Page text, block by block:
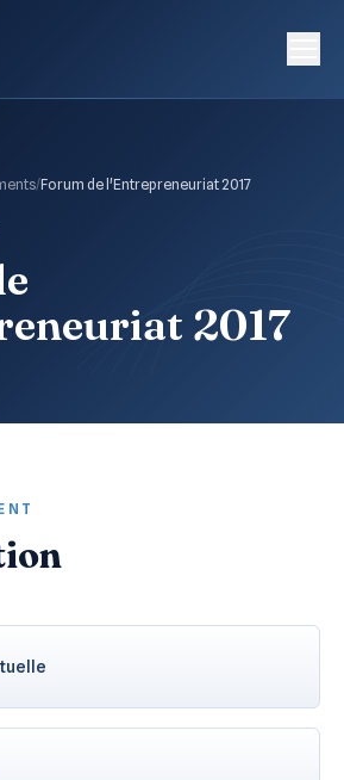
/Forum de l'Entrepreneuriat 2017
2017